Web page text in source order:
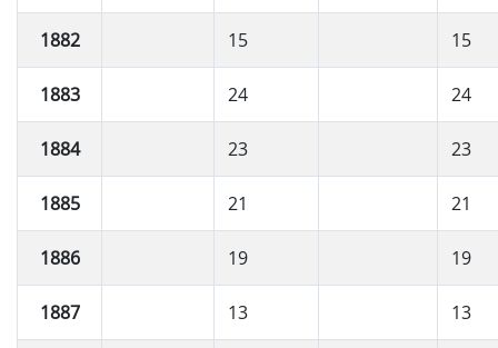
1882 15 15
1883 24 24
1884 23 23
1885 21 21
1886 19 19
1887 13 13